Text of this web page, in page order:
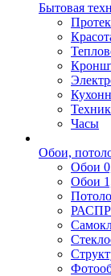
Бытовая
Часы
Обои,
Обои
Обои